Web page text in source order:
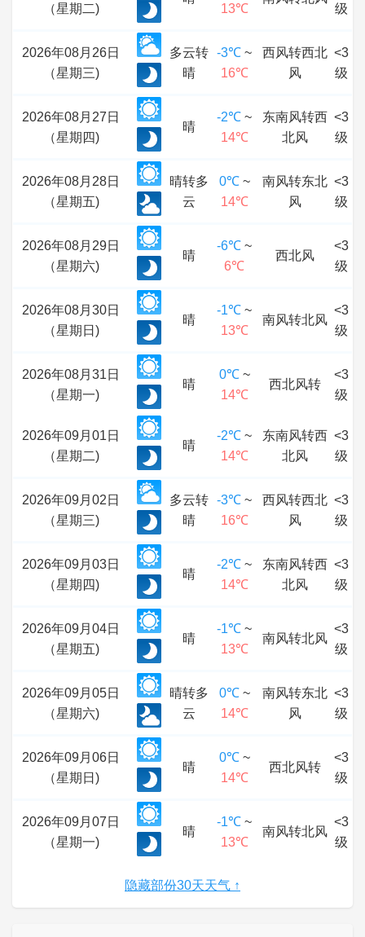
（星期二)
13℃
级
2026年08月26日
（星期三)
多云转
晴
-3℃ ~
16℃
西风转西北
风
<3
级
2026年08月27日
（星期四)
晴
-2℃ ~
14℃
东南风转西
北风
<3
级
2026年08月28日
（星期五)
晴转多
云
0℃~
14℃
南风转东北
风
<3
级
2026年08月29日
（星期六)
晴
-6℃ ~
6℃
西北风
<3
级
2026年08月30日
（星期日)
晴
-1℃ ~
13℃
南风转北风
<3
级
2026年08月31日
（星期一)
晴
0℃~
14℃
西北风转
<3
级
2026年09月01日
（星期二)
晴
-2℃ ~
14℃
东南风转西
北风
<3
级
2026年09月02日
（星期三)
多云转
晴
-3℃ ~
16℃
西风转西北
风
<3
级
2026年09月03日
（星期四)
晴
-2℃ ~
14℃
东南风转西
北风
<3
级
2026年09月04日
（星期五)
晴
-1℃ ~
13℃
南风转北风
<3
级
2026年09月05日
（星期六)
晴转多
云
0℃~
14℃
南风转东北
风
<3
级
2026年09月06日
（星期日)
晴
0℃~
14℃
西北风转
<3
级
2026年09月07日
（星期一)
晴
-1℃ ~
13℃
南风转北风
<3
级
隐藏部份30天天气 ↑